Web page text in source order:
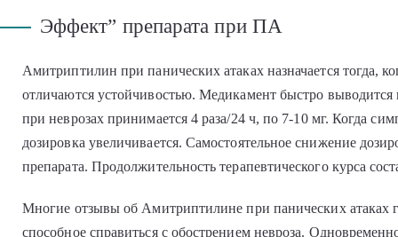
Эффект” препарата при ПА
Амитриптилин при панических атаках назначается тогда,
отличаются устойчивостью. Медикамент быстро
при неврозах принимается 4 раза/24 ч, по 7-10 мг. Когда
дозировка увеличивается. Самостоятельное снижение
препарата. Продолжительность терапевтического курса
Многие отзывы об Амитриптилине при панических атаках
способное справиться с обострением невроза.